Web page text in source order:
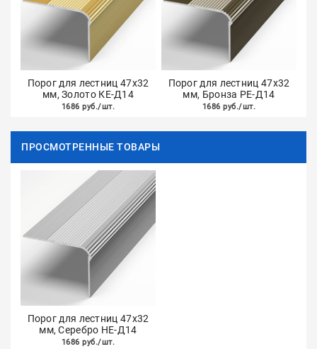
Порог для лестниц 47х32
мм, Золото КЕ-Д14
1686 руб./шт.
Порог для лестниц 47х32
мм, Бронза РЕ-Д14
1686 руб./шт.
ПРОСМОТРЕННЫЕ ТОВАРЫ
Порог для лестниц 47х32
мм, Серебро НЕ-Д14
1686 руб./шт.